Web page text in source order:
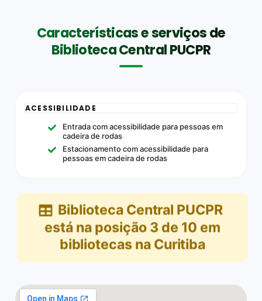
Características e serviços de
Biblioteca Central PUCPR
ACESSIBILIDADE
Entrada com acessibilidade para pessoas em
cadeira de rodas
Estacionamento com acessibilidade para
pessoas em cadeira de rodas
Biblioteca Central PUCPR
está na posição 3 de 10 em
bibliotecas na Curitiba